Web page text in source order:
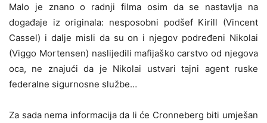
Malo je znano o radnji filma osim da se nastavlja na
događaje iz originala: nesposobni podšef Kirill (Vincent
Cassel) i dalje misli da su on i njegov podređeni Nikolai
(Viggo Mortensen) naslijedili mafijaško carstvo od njegova
oca, ne znajući da je Nikolai ustvari tajni agent ruske
federalne sigurnosne službe…
Za sada nema informacija da li će Cronneberg biti umješan